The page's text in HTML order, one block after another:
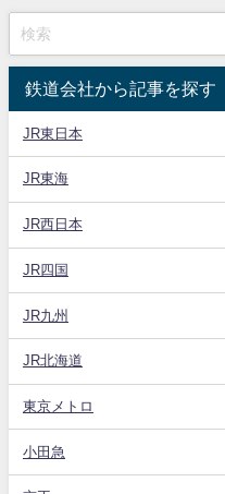
鉄道会社から記事を探す
JR東日本
JR東海
JR西日本
JR四国
JR九州
JR北海道
東京メトロ
小田急